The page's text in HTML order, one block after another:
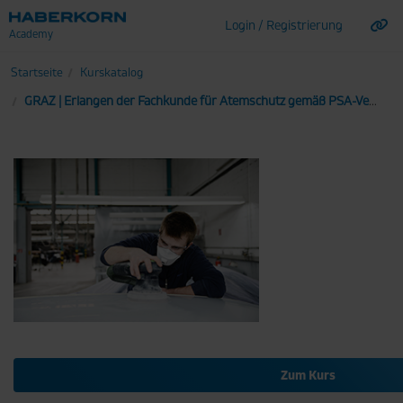
Zum Hauptinhalt wechseln Login / Registrierung
Kurskatalog
GRAZ | Erlangen der Fachkunde für Atemschutz gemäß PSA-Verordnung
Zum Kurs